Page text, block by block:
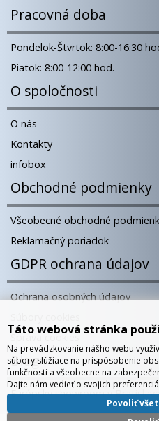
Pracovná doba
Pondelok-Štvrtok: 8:00-16:30
Piatok: 8:00-12:00 hod.
O spoločnosti
O nás
Kontakty
infobox
Obchodné podmienky
Všeobecné obchodné
Reklamačný poriadok
GDPR ochrana údajov
Ochrana osobných údajov
Správa cookies
Blog
Európsky showroom v
Táto webová stránka
Na prevádzkovanie nášho webu
súbory slúžiace na prispôsobenie
funkčnosti a všeobecne na
Dajte nám vedieť o svojich
Povoliť